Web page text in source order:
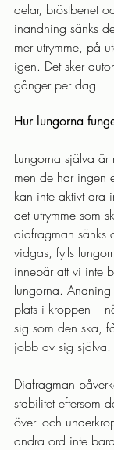
delar, bröstbenet
inandning sänks
mer utrymme, på
igen. Det sker
gånger per dag.
Hur lungorna
Lungorna själva
men de har ingen
kan inte aktivt dra
det utrymme som
diafragman sänks
vidgas, fylls
innebär att vi inte
lungorna.
plats i kroppen –
sig som den ska,
jobb av sig själva.
Diafragman
stabilitet eftersom
över- och
andra ord inte